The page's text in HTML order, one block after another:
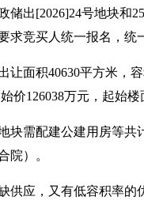
储出[2026]24号地块和
求竞买人统一报名，统
让面积40630平方米，
价126038万元，起始楼
块需配建公建用房等
院）。
供应，又有低容积率的